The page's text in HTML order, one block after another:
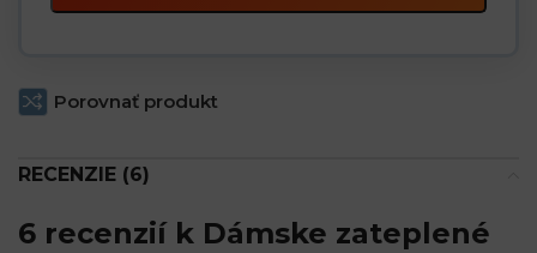
Porovnať produkt
RECENZIE (6)
6 recenzií k Dámske zateplené